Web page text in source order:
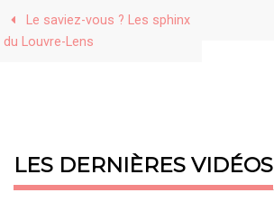
Le saviez-vous ? Les sphinx
du Louvre-Lens
LES DERNIÈRES VIDÉOS